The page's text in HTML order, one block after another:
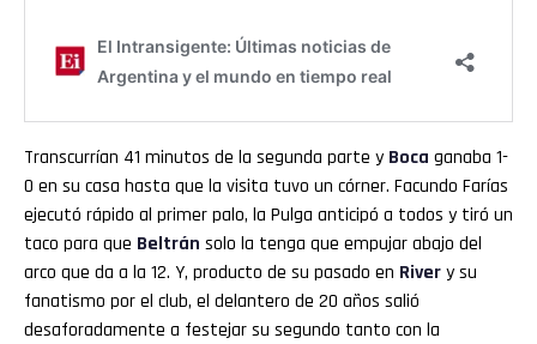
Transcurrían 41 minutos de la segunda parte y Boca ganaba 1-
0 en su casa hasta que la visita tuvo un córner. Facundo Farías
ejecutó rápido al primer palo, la Pulga anticipó a todos y tiró un
taco para que Beltrán solo la tenga que empujar abajo del
arco que da a la 12. Y, producto de su pasado en Rivery su
fanatismo por el club, el delantero de 20 años salió
desaforadamente a festejar su segundo tanto con la